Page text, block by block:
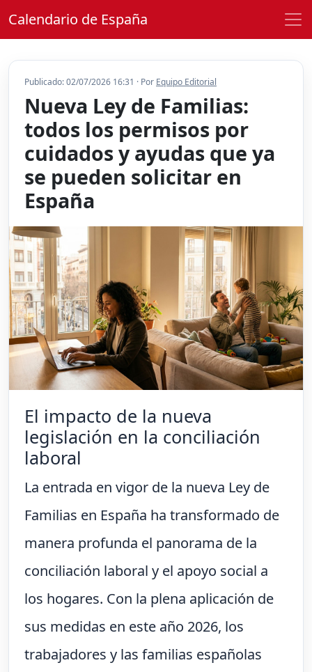
Calendario de España
Publicado: 02/07/2026 16:31 · Por Equipo Editorial
Nueva Ley de Familias:
todos los permisos por
cuidados y ayudas que ya
se pueden solicitar en
España
El impacto de la nueva
legislación en la conciliación
laboral
La entrada en vigor de la nueva Ley de
Familias en España ha transformado de
manera profunda el panorama de la
conciliación laboral y el apoyo social a
los hogares. Con la plena aplicación de
sus medidas en este año 2026, los
trabajadores y las familias españolas